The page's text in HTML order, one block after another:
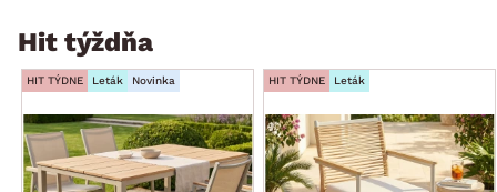
Hit týždňa
HIT TÝDNE Leták Novinka HIT TÝDNE Leták